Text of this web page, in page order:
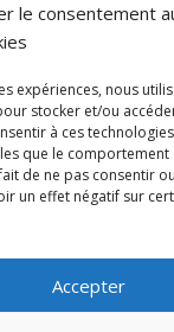
le consentement
expériences, nous
stocker et/ou
à ces
que le comportement
de ne pas consentir
un effet négatif sur
Accepter
Si tu souhaites
Rocknfool, n'hésite
pas à nous envoyer
tes chroniques de
concerts, de films,
séries ou des billets
d'humeur :
net